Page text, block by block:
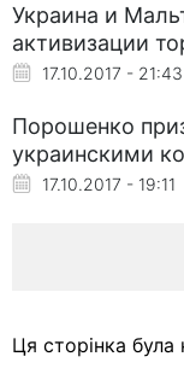
Украина и
активизации
17.10.2017 - 21:43
Порошенко
украинскими
17.10.2017 - 19:11
Ця сторінка була